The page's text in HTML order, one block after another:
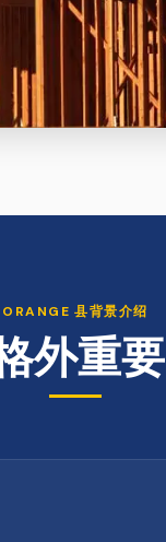
ORANGE 县背景介绍
外重要